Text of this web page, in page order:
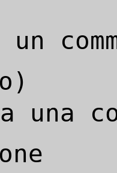
un
una